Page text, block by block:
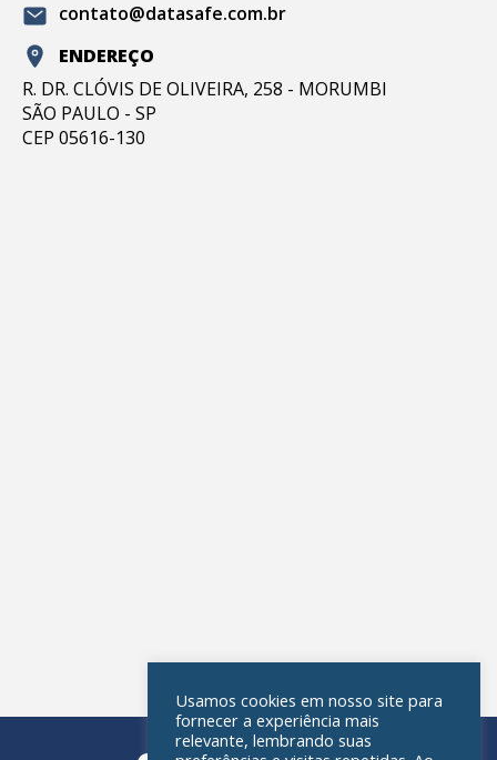
contato@datasafe.com.br
ENDEREÇO
R. DR. CLÓVIS DE OLIVEIRA, 258 - MORUMBI
SÃO PAULO - SP
CEP 05616-130
Usamos cookies em nosso site para
fornecer a experiência mais
relevante, lembrando suas